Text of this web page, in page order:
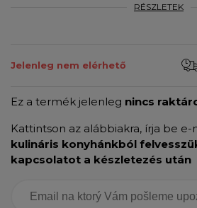
RÉSZLETEK
Jelenleg nem elérhető
Ez a termék jelenleg nincs
Kattintson az alábbiakra, írja be
kulináris konyhánkból
kapcsolatot a készletezés után